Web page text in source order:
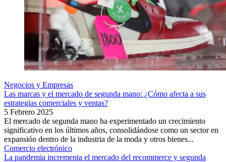
Negocios y Empresas
Las marcas y el mercado de segunda mano: ¿Cómo afecta a sus
estrategias comerciales y ventas?
5 Febrero 2025
El mercado de segunda mano ha experimentado un crecimiento
significativo en los últimos años, consolidándose como un sector en
expansión dentro de la industria de la moda y otros bienes...
Comercio electrónico
La pandemia incrementa el mercado del recommerce y segunda